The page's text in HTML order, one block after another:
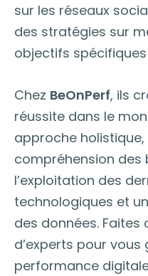
sur les réseaux
des stratégies sur
objectifs
Chez BeOnPerf, ils
réussite dans le
approche
compréhension des
l’exploitation des
technologiques et
des données.
d’experts pour vous
performance